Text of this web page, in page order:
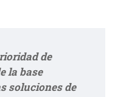
de
la base
soluciones de